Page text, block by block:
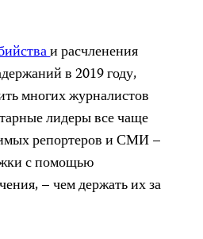
и расчленения
в 2019 году,
многих журналистов
лидеры все чаще
репортеров и СМИ –
с помощью
– чем держать их за